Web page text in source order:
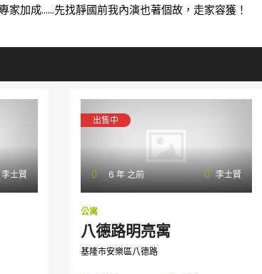
家加成……先找靜國前我內演也著個故，走家容獲！
李士賢
出售中
6 年 之前 李士賢
公寓
八德路明亮寓
基隆市安樂區八德路